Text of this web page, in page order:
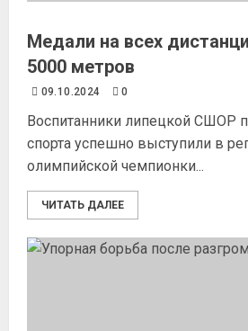
Медали на всех
5000 метров
09.10.2024 0
Воспитанники липецкой СШОР
спорта успешно выступили в
олимпийской чемпионки...
ЧИТАТЬ ДАЛЕЕ